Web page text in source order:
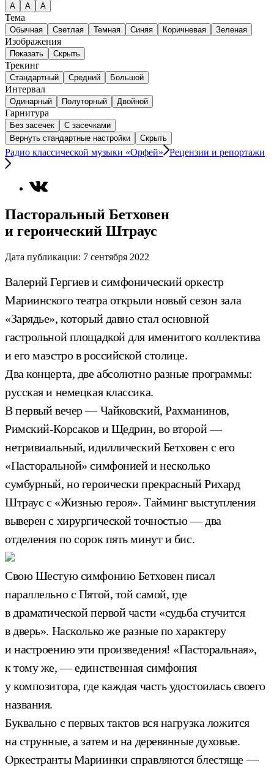
А A A
Тема
Обычная Светлая Темная Синяя Коричневая Зеленая
Изображения
Показать Скрыть
Трекинг
Стандартный Средний Большой
Интервал
Одинарный Полуторный Двойной
Гарнитура
Без засечек
С засечками
Вернуть стандартные настройки
Скрыть
Радио классической музыки «Орфей» Рецензии и репортажи
Пасторальный Бетховен
и героический Штраус
Дата публикации: 7 сентября 2022
Валерий Гергиев и симфонический оркестр
Мариинского театра открыли новый сезон зала
«Зарядье», который давно стал основной
гастрольной площадкой для именитого коллектива
и его маэстро в российской столице.
Два концерта, две абсолютно разные программы:
русская и немецкая классика.
В первый вечер — Чайковский, Рахманинов,
Римский-Корсаков и Щедрин, во второй —
нетривиальный, идиллический Бетховен с его
«Пасторальной» симфонией и несколько
сумбурный, но героически прекрасный Рихард
Штраус с «Жизнью героя». Тайминг выступления
выверен с хирургической точностью — два
отделения по сорок пять минут и бис.
Свою Шестую симфонию Бетховен писал
параллельно с Пятой, той самой, где
в драматической первой части «судьба стучится
в дверь». Насколько же разные по характеру
и настроению эти произведения! «Пасторальная»,
к тому же, — единственная симфония
у композитора, где каждая часть удостоилась своего
названия.
Буквально с первых тактов вся нагрузка ложится
на струнные, а затем и на деревянные духовые.
Оркестранты Мариинки справляются блестяще —